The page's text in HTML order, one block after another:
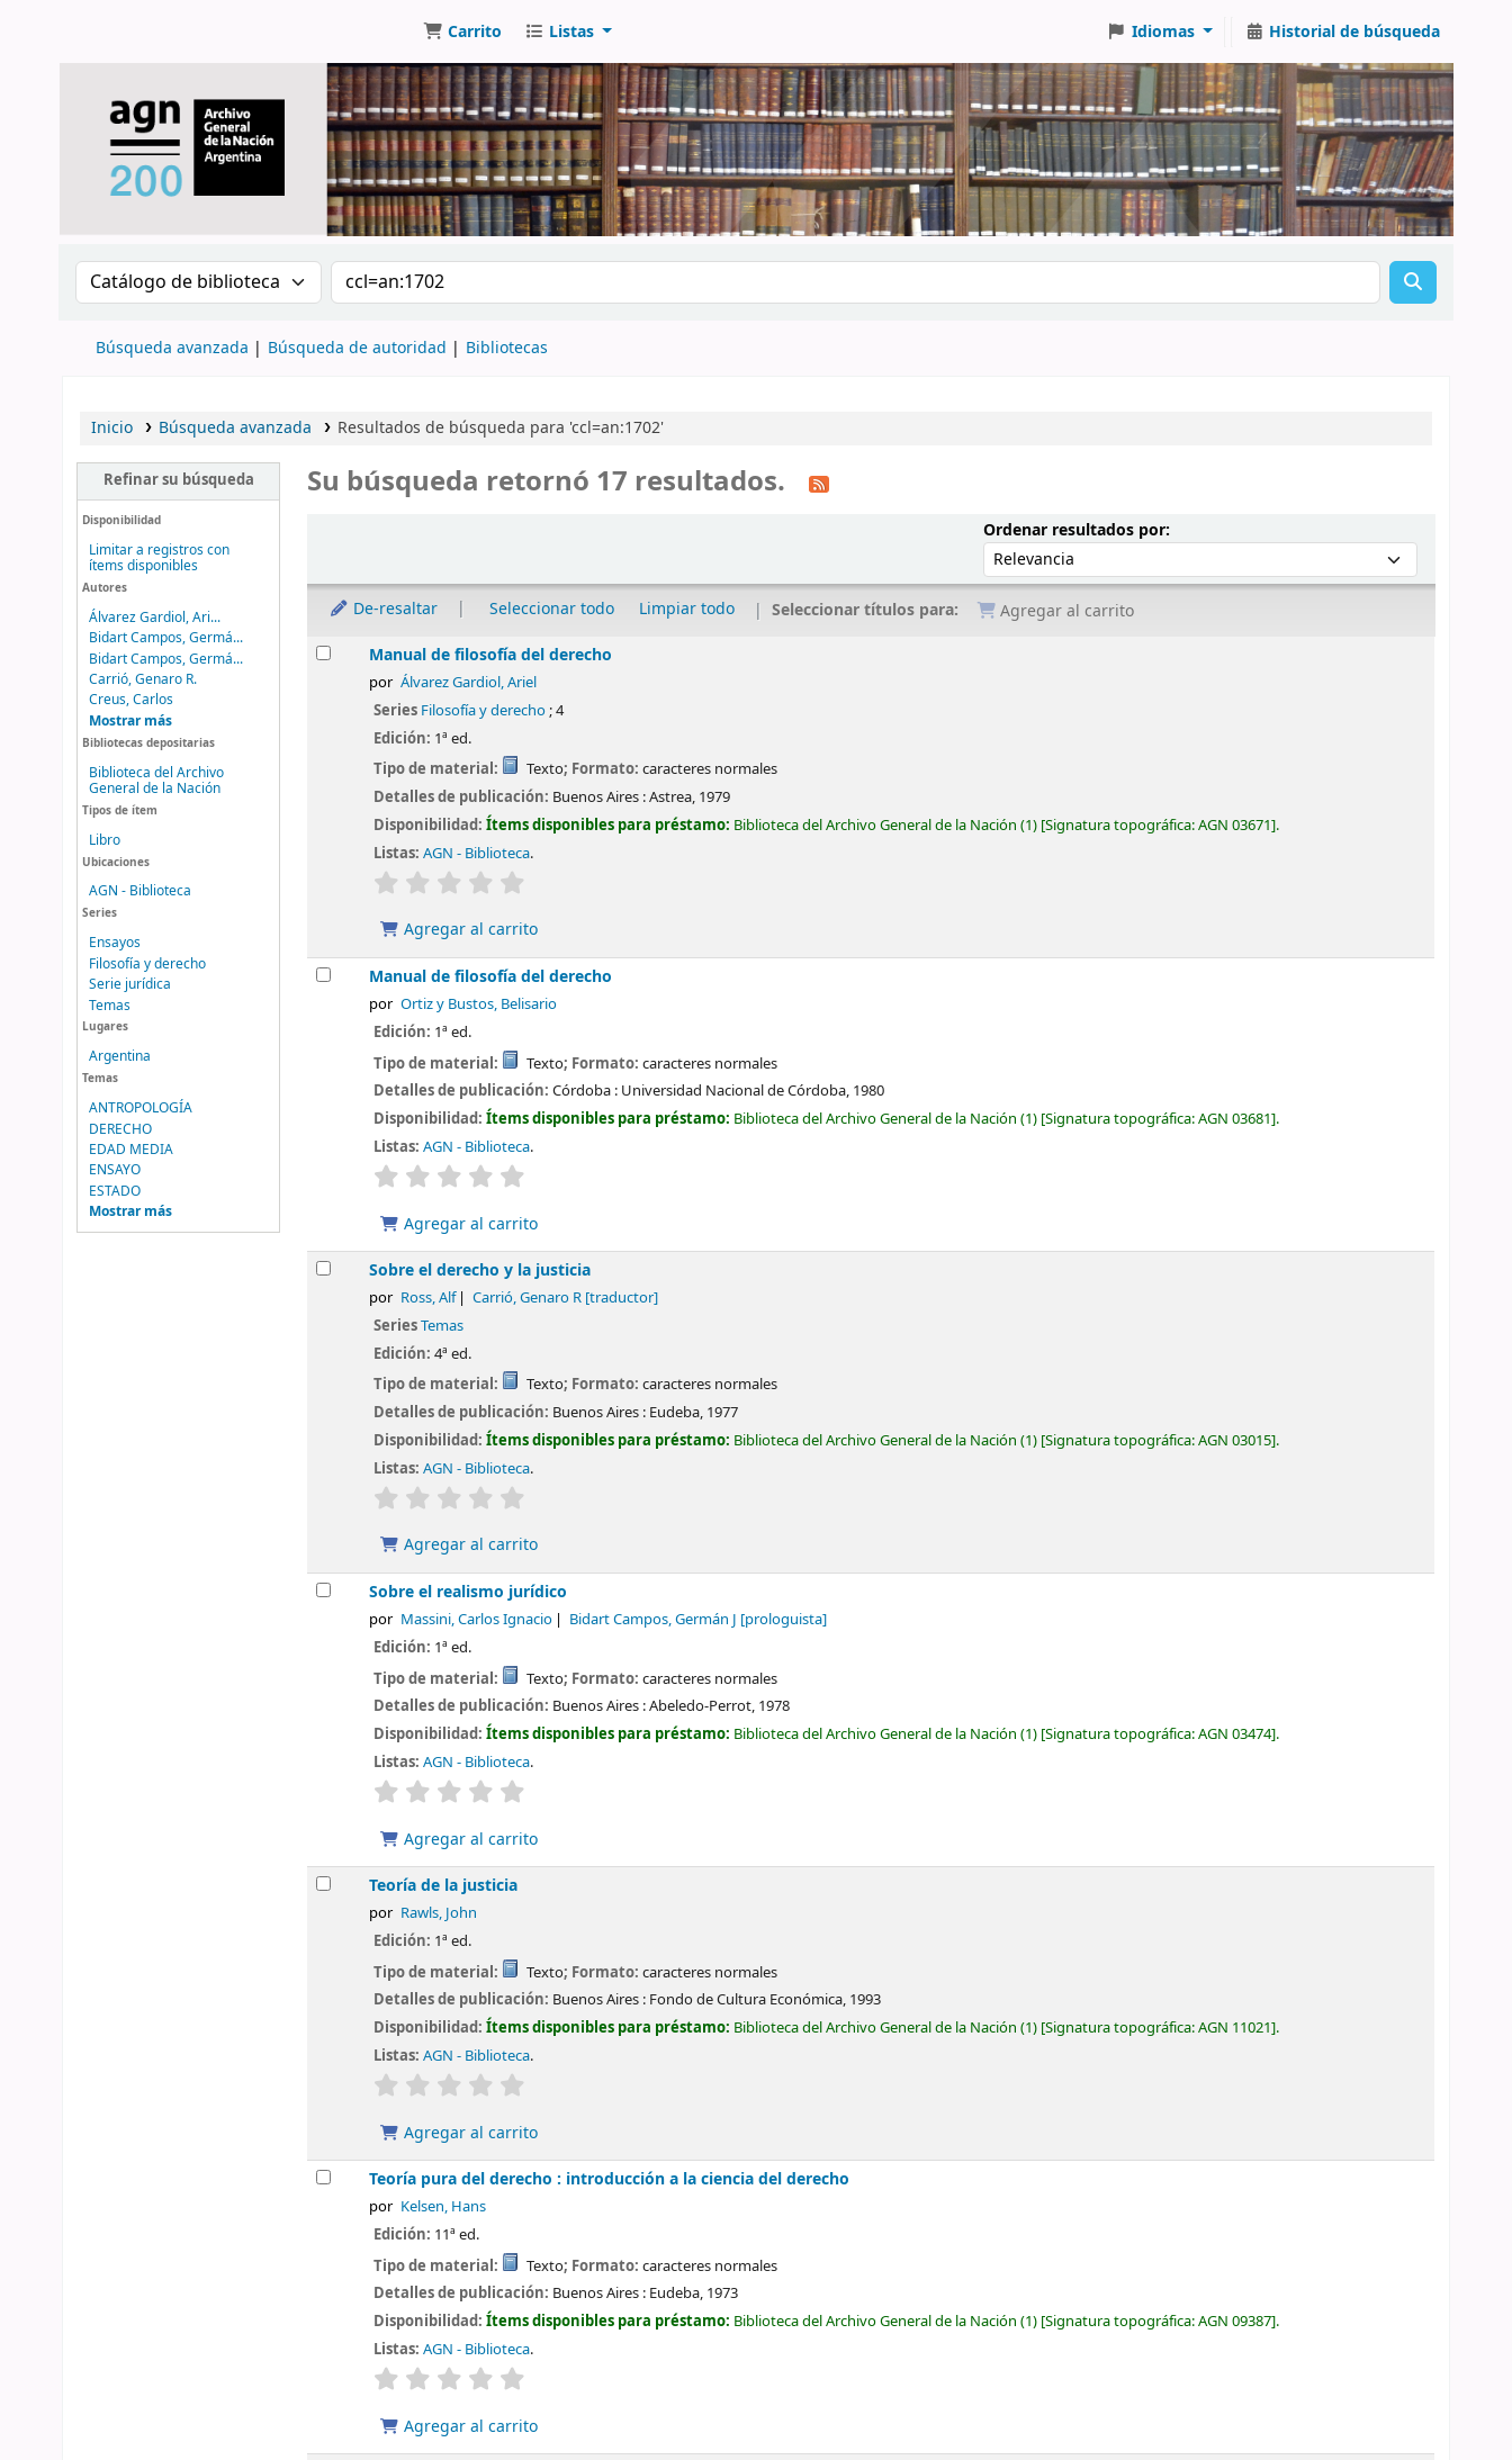
Carrito Listas Idiomas Historial de búsqueda
Buscar en el catálogo por: Buscar en el catálogo
Búsqueda avanzada Búsqueda de autoridad Bibliotecas
Inicio Búsqueda avanzada Resultados de búsqueda para 'ccl=an:1702'
Refinar su búsqueda
Disponibilidad
Limitar a registros con
ítems disponibles
Autores
Álvarez Gardiol, Ari...
Bidart Campos, Germá...
Bidart Campos, Germá...
Carrió, Genaro R.
Creus, Carlos
Mostrar más
Bibliotecas depositarias
Biblioteca del Archivo
General de la Nación
Tipos de ítem
Libro
Ubicaciones
AGN - Biblioteca
Series
Ensayos
Filosofía y derecho
Serie jurídica
Temas
Lugares
Argentina
Temas
ANTROPOLOGÍA
DERECHO
EDAD MEDIA
ENSAYO
ESTADO
Mostrar más
Su búsqueda retornó 17 resultados.
Ordenar resultados por:Ordenar por:
De-resaltar Seleccionar todo Limpiar todo Seleccionar títulos para:
Agregar al carrito
ResultadosManual de filosofía del derecho
por Álvarez Gardiol, Ariel
Series Filosofía y derecho; 4
Edición: 1ª ed.
Tipo de material:
Texto; Formato: caracteres normales
Detalles de publicación: Buenos Aires :Astrea, 1979
Disponibilidad:Ítems disponibles para préstamo: Biblioteca del Archivo General de la Nación (1) Signatura topográfica:AGN 03671 .
Listas: AGN - Biblioteca.
valoración
Agregar al carrito
Manual de filosofía del derecho
por Ortiz y Bustos, Belisario
Edición: 1ª ed.
Tipo de material:
Texto; Formato: caracteres normales
Detalles de publicación:Córdoba : Universidad Nacional de Córdoba, 1980
Disponibilidad:Ítems disponibles para préstamo: Biblioteca del Archivo General de la Nación (1) Signatura topográfica:AGN 03681 .
Listas: AGN - Biblioteca.
valoración
Agregar al carrito
Sobre el derecho y la justicia
por Ross, Alf Carrió, Genaro R[traductor]
SeriesTemas
Edición:4ª ed.
Tipo de material:
Texto; Formato: caracteres normales
Detalles de publicación: Buenos Aires : Eudeba, 1977
Disponibilidad:Ítems disponibles para préstamo: Biblioteca del Archivo General de la Nación (1) Signatura topográfica:AGN 03015 .
Listas: AGN - Biblioteca.
valoración
Agregar al carrito
Sobre el realismo jurídico
por Massini, Carlos Ignacio Bidart Campos, Germán J [prologuista]
Edición: 1ª ed.
Tipo de material:
Texto; Formato: caracteres normales
Detalles de publicación: Buenos Aires :Abeledo-Perrot, 1978
Disponibilidad:Ítems disponibles para préstamo: Biblioteca del Archivo General de la Nación (1) Signatura topográfica:AGN 03474 .
Listas: AGN - Biblioteca.
valoración
Agregar al carrito
Teoría de la justicia
por Rawls, John
Edición: 1ª ed.
Tipo de material:
Texto; Formato: caracteres normales
Detalles de publicación: Buenos Aires : Fondo de Cultura Económica, 1993
Disponibilidad:Ítems disponibles para préstamo: Biblioteca del Archivo General de la Nación (1) Signatura topográfica:AGN 11021 .
Listas: AGN - Biblioteca.
valoración
Agregar al carrito
Teoría pura del derecho : introducción a la ciencia del derecho
por Kelsen, Hans
Edición: 11ª ed.
Tipo de material:
Texto; Formato: caracteres normales
Detalles de publicación: Buenos Aires : Eudeba, 1973
Disponibilidad:Ítems disponibles para préstamo: Biblioteca del Archivo General de la Nación (1) Signatura topográfica:AGN 09387 .
Listas: AGN - Biblioteca.
valoración
Agregar al carrito